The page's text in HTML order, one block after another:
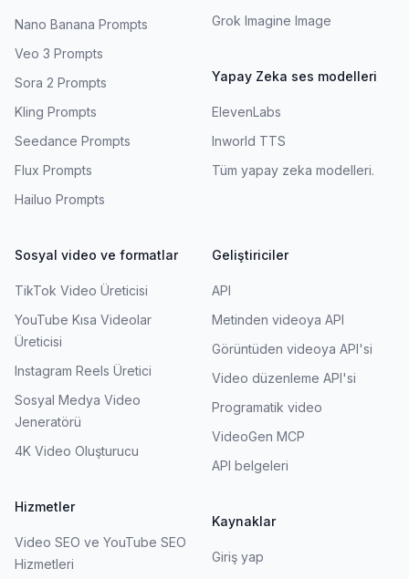
Nano Banana Prompts
Veo 3 Prompts
Sora 2 Prompts
Kling Prompts
Seedance Prompts
Flux Prompts
Hailuo Prompts
Grok Imagine Image
Yapay Zeka ses modelleri
ElevenLabs
Inworld TTS
Tüm yapay zeka modelleri.
Sosyal video ve formatlar
TikTok Video Üreticisi
YouTube Kısa Videolar
Üreticisi
Instagram Reels Üretici
Sosyal Medya Video
Jeneratörü
4K Video Oluşturucu
Hizmetler
Video SEO ve YouTube SEO
Hizmetleri
Geliştiriciler
API
Metinden videoya API
Görüntüden videoya API'si
Video düzenleme API'si
Programatik video
VideoGen MCP
API belgeleri
Kaynaklar
Giriş yap